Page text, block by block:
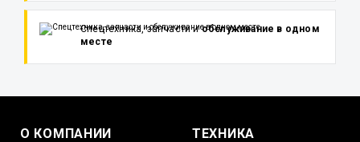
Спецтехника, запчасти иобслуживание в одном
месте
О КОМПАНИИ ТЕХНИКА